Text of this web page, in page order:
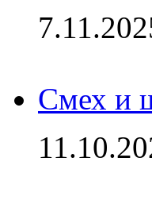
Смех и